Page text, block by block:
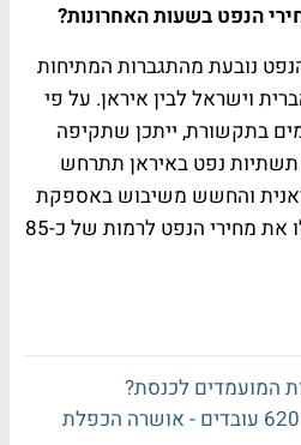
הנפט בשעות האחרונות?
5% במחירי הנפט נובעת מהתגברות המתיחות
וישראל לבין איראן. על פי
בתקשורת, ייתכן שתקיפה
תשתיות נפט באיראן תתרחש
והחשש משיבוש באספקת
הנפט מהמזרח התיכון העלו את מחירי הנפט לרמות של כ-85
המועמדים לכנסת?
שבועיים אחרי פיטורי 620 עובדים - אושרה הכפלת